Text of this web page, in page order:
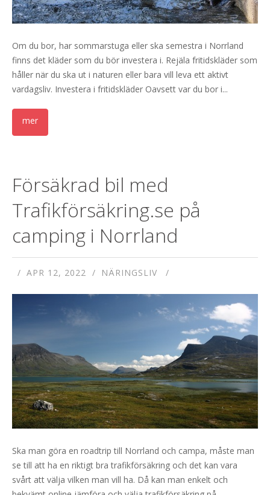
Om du bor, har sommarstuga eller ska semestra i Norrland
finns det kläder som du bör investera i. Rejäla fritidskläder som
håller när du ska ut i naturen eller bara vill leva ett aktivt
vardagsliv. Investera i fritidskläder Oavsett var du bor i...
Försäkrad bil med
Trafikförsäkring.se på
camping i Norrland
APR 12, 2022 NÄRINGSLIV
Ska man göra en roadtrip till Norrland och campa, måste man
se till att ha en riktigt bra trafikförsäkring och det kan vara
svårt att välja vilken man vill ha. Då kan man enkelt och